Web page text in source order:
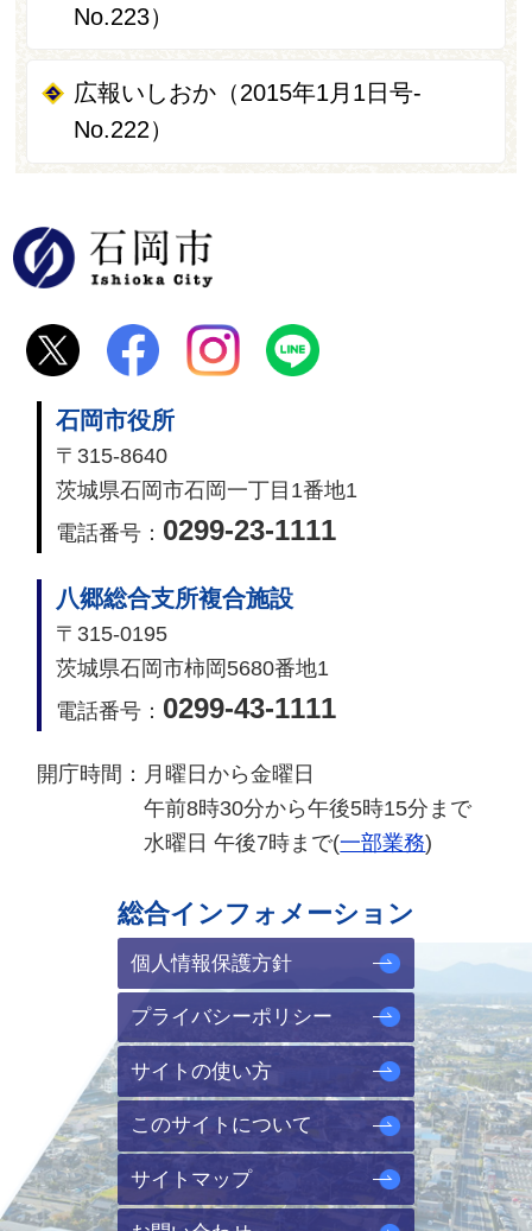
No.223）
広報いしおか（2015年1月1日号-
No.222）
石岡市役所
〒315-8640
茨城県石岡市石岡一丁目1番地1
電話番号： 0299-23-1111
八郷総合支所複合施設
〒315-0195
茨城県石岡市柿岡5680番地1
電話番号： 0299-43-1111
開庁時間： 月曜日から金曜日
午前8時30分から午後5時15分まで
水曜日 午後7時まで(一部業務)
総合インフォメーション
個人情報保護方針
プライバシーポリシー
サイトの使い方
このサイトについて
サイトマップ